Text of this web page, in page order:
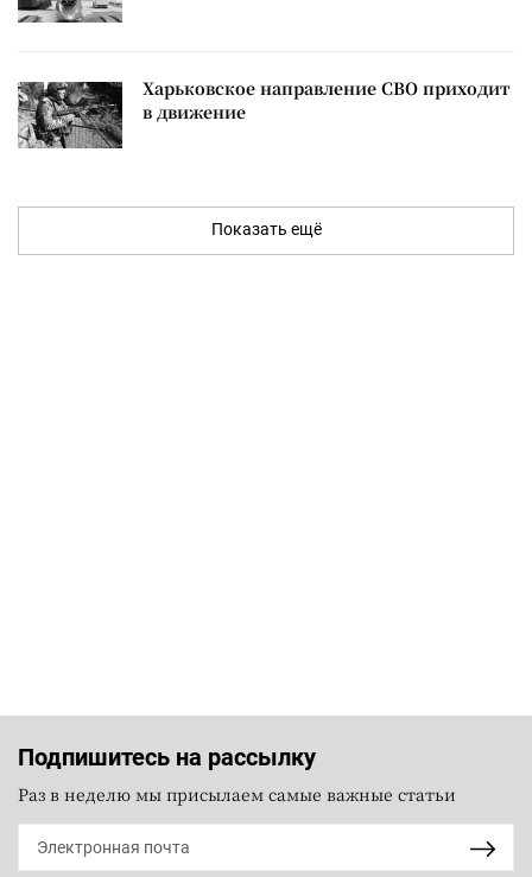
Харьковское направление СВО приходит
в движение
Показать ещё
Подпишитесь на рассылку
Раз в неделю мы присылаем самые важные статьи